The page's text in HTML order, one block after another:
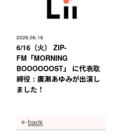
2026.06.16
6/16（火） ZIP-
FM「MORNING
BOOOOOOST」 に代表取
締役：廣瀬あゆみが出演し
ました！
back